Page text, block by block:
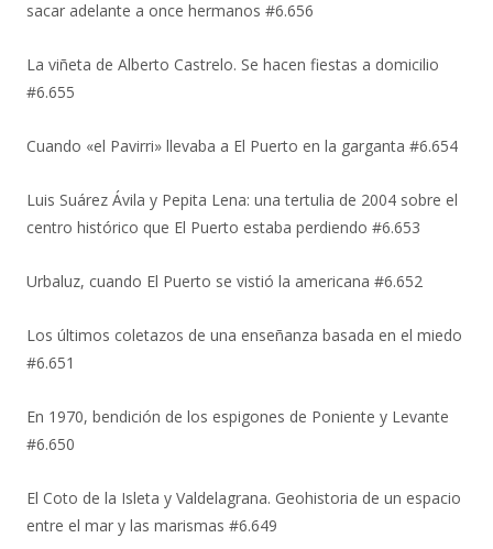
sacar adelante a once hermanos #6.656
La viñeta de Alberto Castrelo. Se hacen fiestas a domicilio
#6.655
Cuando «el Pavirri» llevaba a El Puerto en la garganta #6.654
Luis Suárez Ávila y Pepita Lena: una tertulia de 2004 sobre el
centro histórico que El Puerto estaba perdiendo #6.653
Urbaluz, cuando El Puerto se vistió la americana #6.652
Los últimos coletazos de una enseñanza basada en el miedo
#6.651
En 1970, bendición de los espigones de Poniente y Levante
#6.650
El Coto de la Isleta y Valdelagrana. Geohistoria de un espacio
entre el mar y las marismas #6.649